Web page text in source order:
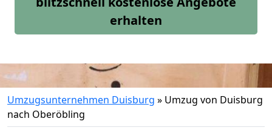
erhalten
Umzugsunternehmen Duisburg » Umzug von Duisburg
nach Oberöbling